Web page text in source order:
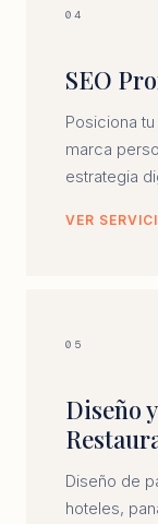
04
SEO
Posiciona
marca
estrategia
VER
05
Diseño
Diseño de
hoteles,